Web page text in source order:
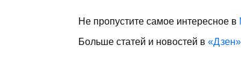
Не пропустите самое интересное в
Больше статей и новостей в «Дзен»